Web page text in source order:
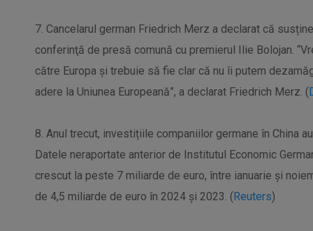
7. Cancelarul german Friedrich Merz a declarat că
conferinţă de presă comună cu premierul Ilie Bolojan.
către Europa şi trebuie să fie clar că nu îi putem
adere la Uniunea Europeană”, a declarat Friedrich Merz. (
8. Anul trecut, investițiile companiilor germane în China
Datele neraportate anterior de Institutul Economic
crescut la peste 7 miliarde de euro, între ianuarie și
de 4,5 miliarde de euro în 2024 și 2023. (Reuters)